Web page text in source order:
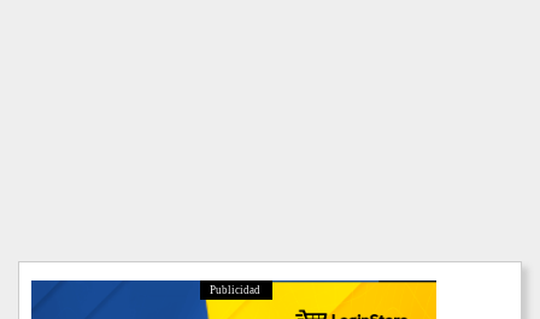
Publicidad